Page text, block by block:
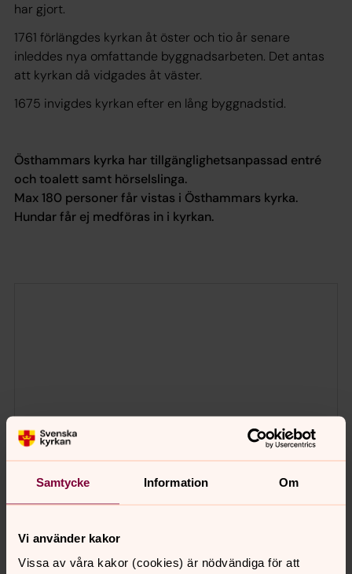
Samtycke Information Om
Vi använder kakor
Vissa av våra kakor (cookies) är nödvändiga för att
har gjort.
1761 förlängdes kyrkan åt öster och tio år senare
inleddes nya omfattande byggnadsarbeten. Det antas
att kyrkan då vidgades åt väster.
1675 invigdes kyrkan efter en lång byggnadstid.
Östhammars kyrka har tillgänglighetsanpassad entré
och toalett samt hörselslinga.
Max 180 personer får vistas i Östhammars kyrka.
Hundar får ej medföras in i kyrkan.